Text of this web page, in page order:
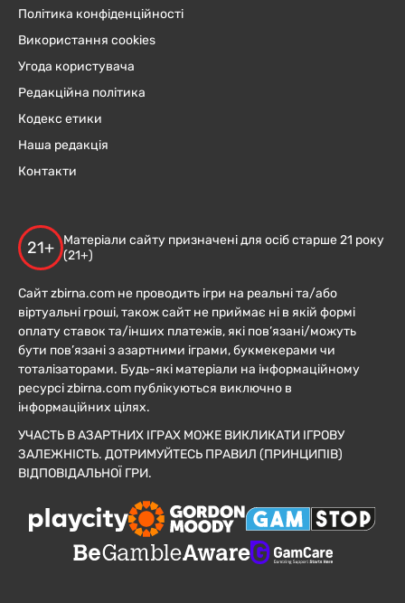
Політика конфіденційності
Використання cookies
Угода користувача
Редакційна політика
Кодекс етики
Наша редакція
Контакти
21+
Матеріали сайту призначені для осіб старше 21 року
(21+)
Сайт zbirna.com не проводить ігри на реальні та/або
віртуальні гроші, також сайт не приймає ні в якій формі
оплату ставок та/інших платежів, які пов’язані/можуть
бути пов’язані з азартними іграми, букмекерами чи
тоталізаторами. Будь-які матеріали на інформаційному
ресурсі zbirna.com публікуються виключно в
інформаційних цілях.
УЧАСТЬ В АЗАРТНИХ ІГРАХ МОЖЕ ВИКЛИКАТИ ІГРОВУ
ЗАЛЕЖНІСТЬ. ДОТРИМУЙТЕСЬ ПРАВИЛ (ПРИНЦИПІВ)
ВІДПОВІДАЛЬНОЇ ГРИ.